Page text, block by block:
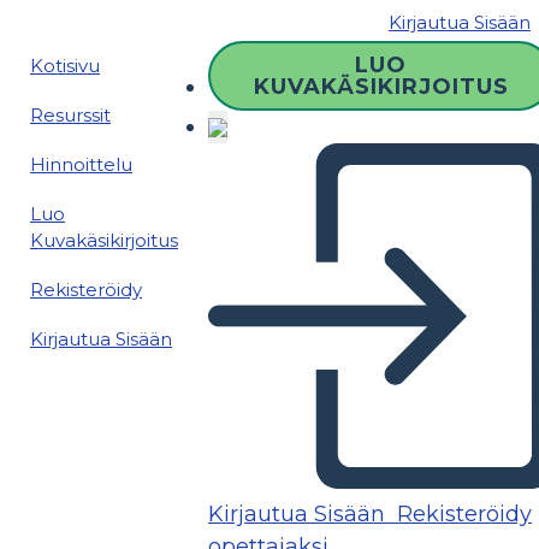
Kirjautua Sisään
Kotisivu
Resurssit
Hinnoittelu
Luo
Kuvakäsikirjoitus
Rekisteröidy
Kirjautua Sisään
LUO
KUVAKÄSIKIRJOITUS
Kirjautua Sisään Rekisteröidy